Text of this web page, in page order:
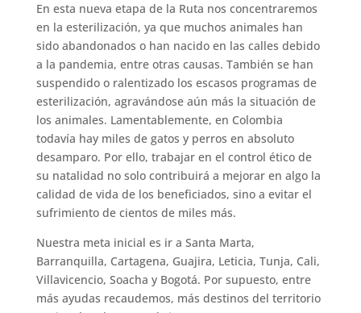
En esta nueva etapa de la Ruta nos concentraremos
en la esterilización, ya que muchos animales han
sido abandonados o han nacido en las calles debido
a la pandemia, entre otras causas. También se han
suspendido o ralentizado los escasos programas de
esterilización, agravándose aún más la situación de
los animales. Lamentablemente, en Colombia
todavía hay miles de gatos y perros en absoluto
desamparo. Por ello, trabajar en el control ético de
su natalidad no solo contribuirá a mejorar en algo la
calidad de vida de los beneficiados, sino a evitar el
sufrimiento de cientos de miles más.
Nuestra meta inicial es ir a Santa Marta,
Barranquilla, Cartagena, Guajira, Leticia, Tunja, Cali,
Villavicencio, Soacha y Bogotá. Por supuesto, entre
más ayudas recaudemos, más destinos del territorio